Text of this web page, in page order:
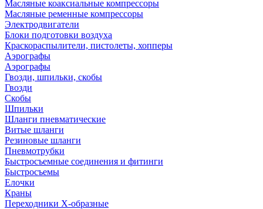
Масляные коаксиальные компрессоры
Масляные ременные компрессоры
Электродвигатели
Блоки подготовки воздуха
Краскораспылители, пистолеты, хопперы
Аэрографы
Аэрографы
Гвозди, шпильки, скобы
Гвозди
Скобы
Шпильки
Шланги пневматические
Витые шланги
Резиновые шланги
Пневмотрубки
Быстросъемные соединения и фитинги
Быстросъемы
Елочки
Краны
Переходники Х-образные